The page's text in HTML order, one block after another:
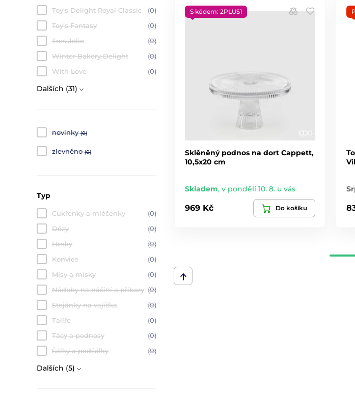
Toy's Delight Royal Classic
(0)
Toy's Fantasy
(0)
Tres Jolie
(0)
Winter Bakery Delight
(0)
With Love
(0)
Dalších (31)
novinky (0)
zlevněno (0)
Typ
Cukřenky a mléčenky
(0)
Dózy
(0)
Hrnky
(0)
Konvice
(0)
Mísy a misky
(0)
Nádoby na náčiní a příbory (0)
Stojánky na vajíčka
(0)
Talíře
(0)
Tácy a podnosy
(0)
Šálky a podšálky
(0)
Dalších (5)
S kódem: 2PLUS1
Sklěněný podnos na dort Cappett,
10,5x20 cm
Skladem, v pondělí 10. 8. u vás
969 Kč Do košíku